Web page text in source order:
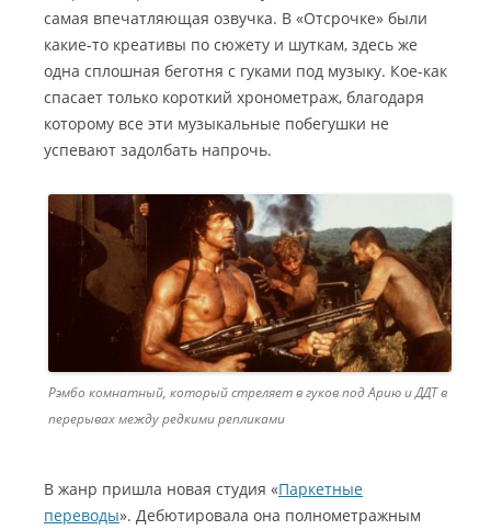
самая впечатляющая озвучка. В «Отсрочке» были
какие-то креативы по сюжету и шуткам, здесь же
одна сплошная беготня с гуками под музыку. Кое-как
спасает только короткий хронометраж, благодаря
которому все эти музыкальные побегушки не
успевают задолбать напрочь.
Рэмбо комнатный, который стреляет в гуков под Арию и ДДТ в
перерывах между редкими репликами
В жанр пришла новая студия «Паркетные
переводы». Дебютировала она полнометражным